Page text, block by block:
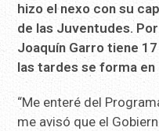
hizo el nexo con su
de las Juventudes.
Joaquín Garro tiene
las tardes se forma
“Me enteré del
me avisó que el